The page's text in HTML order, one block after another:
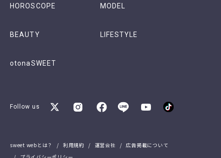
HOROSCOPE MODEL
BEAUTY LIFESTYLE
otonaSWEET
Follow us
sweet webとは？ 利用規約 運営会社
広告掲載について